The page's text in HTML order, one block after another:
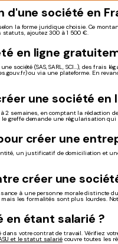
société en
la forme juridique choisie. Ce
ajoutez 300 à 1 500 €.
en ligne
société (SAS, SARL, SCI…), des
ou via une plateforme. En
une société en
2 semaines, en comptant la
greffe demande une régularisation qui
créer une
un justificatif de domiciliation et
créer une
à une personne morale
les formalités sont plus lourdes.
en étant salarié ?
votre contrat de travail. Vérifiez
et le statut salariécouvre toutes les